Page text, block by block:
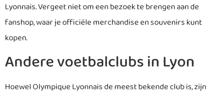
Lyonnais. Vergeet niet om een bezoek te brengen aan de
fanshop, waar je officiële merchandise en souvenirs kunt
kopen.
Andere voetbalclubs in Lyon
Hoewel Olympique Lyonnais de meest bekende club is, zijn